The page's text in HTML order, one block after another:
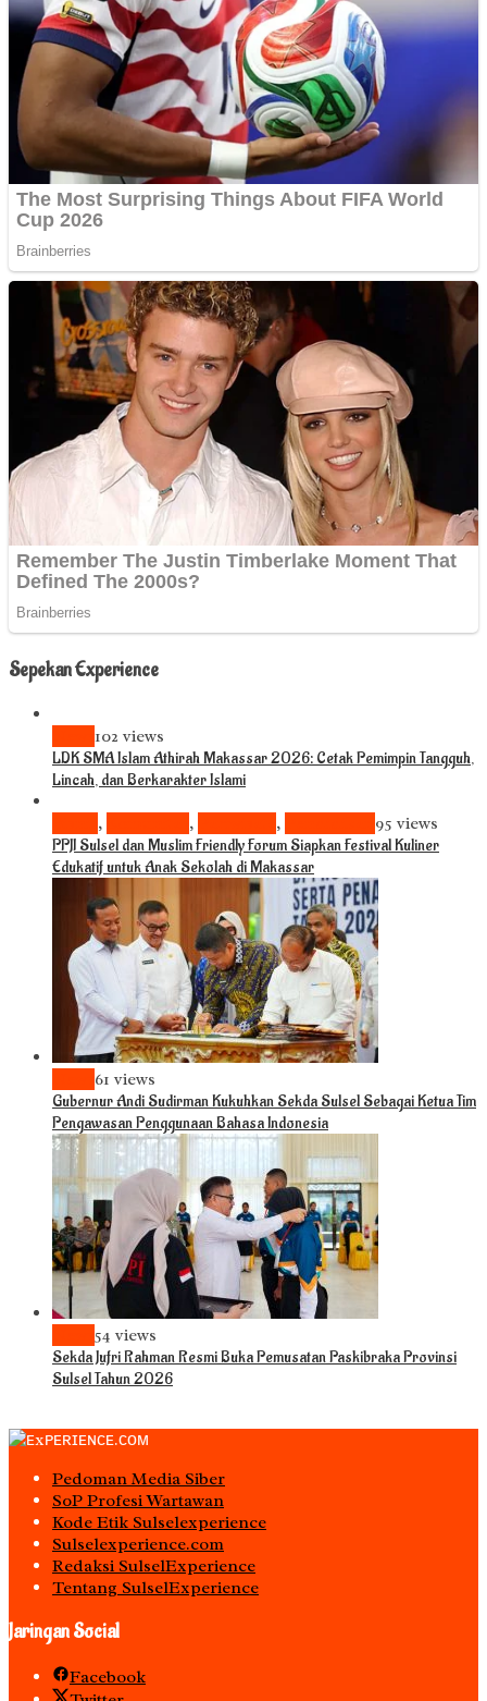
Sepekan Experience
102 views
LDK SMA Islam Athirah Makassar 2026: Cetak Pemimpin Tangguh,
Lincah, dan Berkarakter Islami
, , , 95 views
PPJI Sulsel dan Muslim Friendly Forum Siapkan Festival Kuliner
Edukatif untuk Anak Sekolah di Makassar
61 views
Gubernur Andi Sudirman Kukuhkan Sekda Sulsel Sebagai Ketua Tim
Pengawasan Penggunaan Bahasa Indonesia
54 views
Sekda Jufri Rahman Resmi Buka Pemusatan Paskibraka Provinsi
Sulsel Tahun 2026
Pedoman Media Siber
S0P Profesi Wartawan
Kode Etik Sulselexperience
Sulselexperience.com
Redaksi SulselExperience
Tentang SulselExperience
Jaringan Social
Facebook